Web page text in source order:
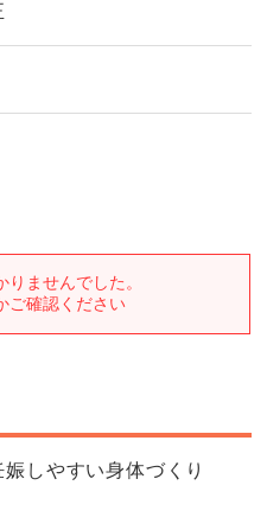
しやすい身体づくり